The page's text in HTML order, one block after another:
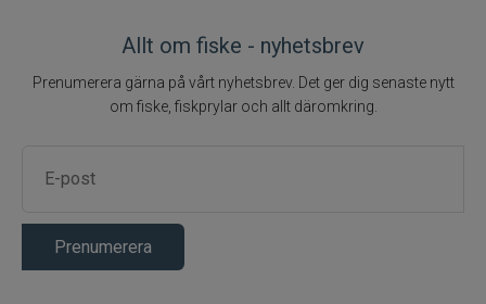
Allt om fiske - nyhetsbrev
Prenumerera gärna på vårt nyhetsbrev. Det ger dig senaste nytt
om fiske, fiskprylar och allt däromkring.
Prenumerera